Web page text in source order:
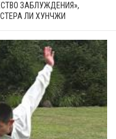
ЗАБЛУЖДЕНИЯ»,
ЛИ ХУНЧЖИ